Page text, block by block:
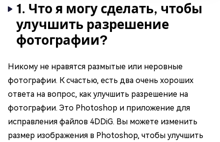
1. Что я могу сделать, чтобы
улучшить разрешение
фотографии?
Никому не нравятся размытые или неровные
фотографии. К счастью, есть два очень хороших
ответа на вопрос, как улучшить разрешение на
фотографии. Это Photoshop и приложение для
исправления файлов 4DDiG. Вы можете изменить
размер изображения в Photoshop, чтобы улучшить